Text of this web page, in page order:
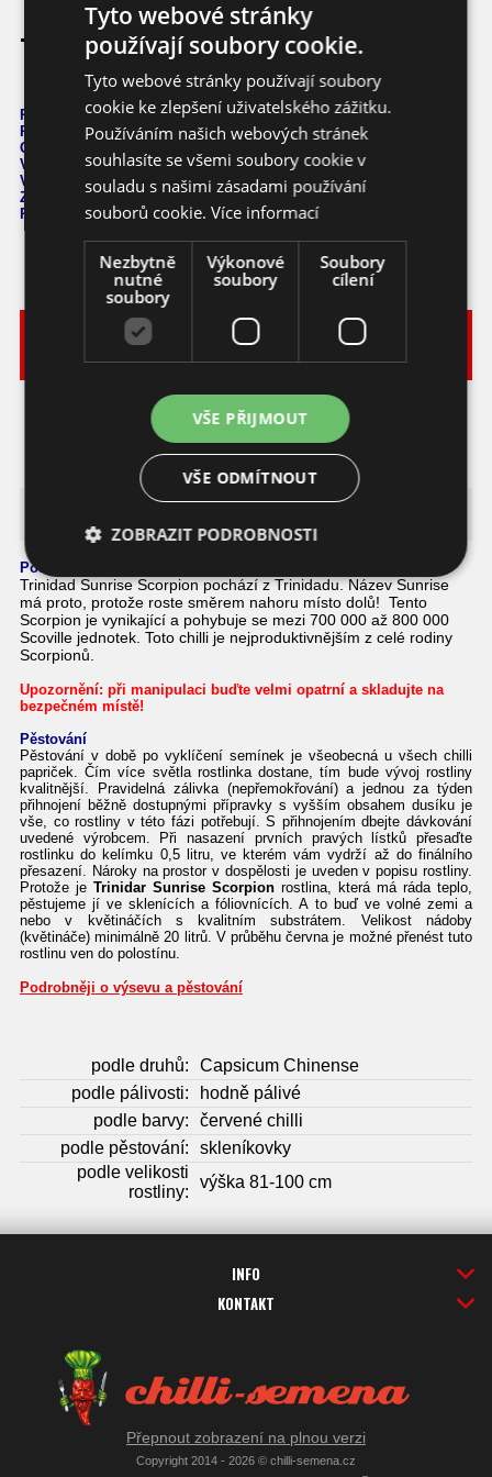
Trinidad Sunrise Scorpion
Počet semen: 10 ks
Pálivost: 700.000 - 800.000 SHU
Capsicum Chinense
Výška: 80 cm
Velikost plodů: 5 cm
Zrání: 100 dnů
Původ: Trinidad
Vyberte
balení
Dostupnost
Katalogové
chilli vyprodáno cc147_10
Trinidad Sunrise Scorpion
Podrobnosti o této chilli papričce
Trinidad Sunrise Scorpion pochází z Trinidadu. Název Sunrise
má proto, protože roste směrem nahoru místo dolů! Tento
Scorpion je vynikající a pohybuje se mezi 700 000 až 800 000
Scoville jednotek. Toto chilli je nejproduktivnějším z celé rodiny
Scorpionů.
Upozornění: při manipulaci buďte velmi opatrní a skladujte na
bezpečném místě!
Pěstování
Pěstování v době po vyklíčení semínek je všeobecná u všech chilli
papriček. Čím více světla rostlinka dostane, tím bude vývoj rostliny
kvalitnější. Pravidelná zálivka (nepřemokřování) a jednou za týden
přihnojení běžně dostupnými přípravky s vyšším obsahem dusíku je
vše, co rostliny v této fázi potřebují. S přihnojením dbejte dávkování
uvedené výrobcem. Při nasazení prvních pravých lístků přesaďte
rostlinku do kelímku 0,5 litru, ve kterém vám vydrží až do finálního
přesazení. Nároky na prostor v dospělosti je uveden v popisu rostliny.
Protože je Trinidar Sunrise Scorpion rostlina, která má ráda teplo,
pěstujeme jí ve sklenících a fóliovnících. A to buď ve volné zemi a
nebo v květináčích s kvalitním substrátem. Velikost nádoby
(květináče) minimálně 20 litrů. V průběhu června je možné přenést tuto
rostlinu ven do polostínu.
Podrobněji o výsevu a pěstování
podle druhů:
Capsicum Chinense
podle pálivosti:
hodně pálivé
podle barvy:
červené chilli
podle pěstování:
skleníkovky
podle velikosti
rostliny:
výška 81-100 cm
INFO
KONTAKT
Přepnout zobrazení na plnou verzi
Copyright 2014 - 2026 © chilli-semena.cz
Tyto webové stránky
používají soubory cookie.
Tyto webové stránky používají soubory
cookie ke zlepšení uživatelského zážitku.
Používáním našich webových stránek
souhlasíte se všemi soubory cookie v
souladu s našimi zásadami používání
souborů cookie.Více informací
Nezbytně
nutné
soubory
Výkonové
soubory
Soubory
cílení
VŠE PŘIJMOUT
VŠE ODMÍTNOUT
ZOBRAZIT PODROBNOSTI